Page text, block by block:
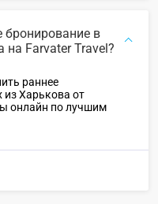
бронирование в
Farvater Travel?
раннее
Харькова от
онлайн по лучшим